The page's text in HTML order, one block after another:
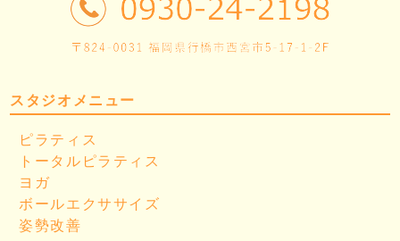
スタジオメニュー
ピラティス
トータルピラティス
ヨガ
ボールエクササイズ
姿勢改善